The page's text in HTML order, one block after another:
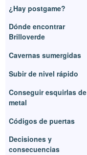
¿Hay postgame?
Dónde encontrar
Brilloverde
Cavernas sumergidas
Subir de nivel rápido
Conseguir esquirlas de
metal
Códigos de puertas
Decisiones y
consecuencias